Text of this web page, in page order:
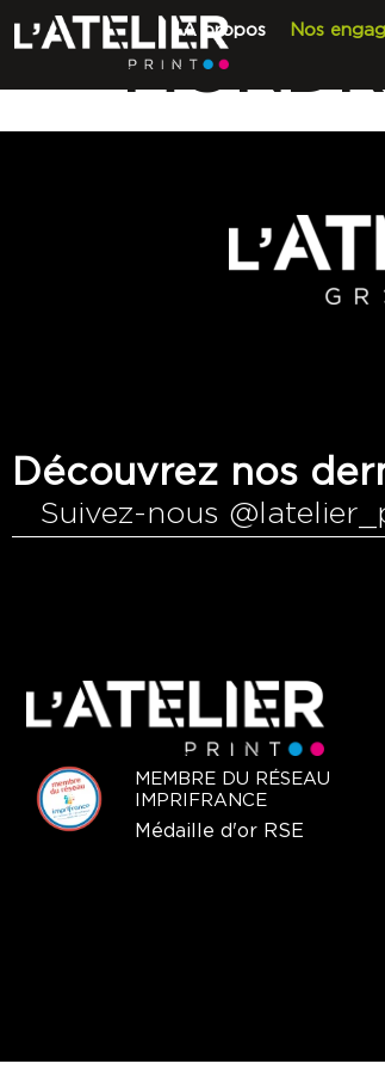
A propos Nos
Découvrez nos
Suivez-nous
MEMBRE DU RÉSEAU
IMPRIFRANCE
Médaille d'or RSE